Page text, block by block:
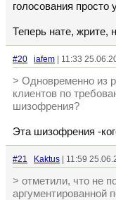
голосования просто
Теперь нате, жрите,
#20 iafem | 11:33
> Одновременно из
клиентов по
шизофрения?
Эта шизофрения -
#21 Kaktus | 11:59
> отметили, что не
аргументированной